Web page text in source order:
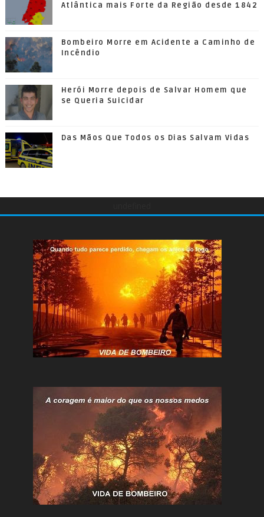
Atlântica mais Forte da Região desde 1842
Bombeiro Morre em Acidente a Caminho de
Incêndio
Herói Morre depois de Salvar Homem que
se Queria Suicidar
Das Mãos Que Todos os Dias Salvam Vidas